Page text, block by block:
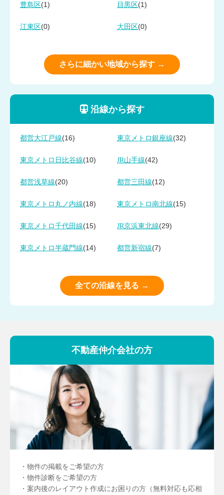
豊島区 (1) 目黒区 (1)
江東区 (0) 大田区 (0)
さらに細かい地域から探す →
沿線から探す
都営大江戸線(16) 東京メトロ銀座線(32)
東京メトロ日比谷線(10) JR山手線(42)
都営浅草線(20) 都営三田線(12)
東京メトロ丸ノ内線(18) 東京メトロ南北線(15)
東京メトロ千代田線(15) JR京浜東北線(29)
東京メトロ半蔵門線(14) 都営新宿線(7)
全ての沿線を見る →
不動産仲介会社の方
・物件の掲載をご希望の方
・物件診断をご希望の方
・案内後のレイアウト作成にお困りの方（無料対応も応相